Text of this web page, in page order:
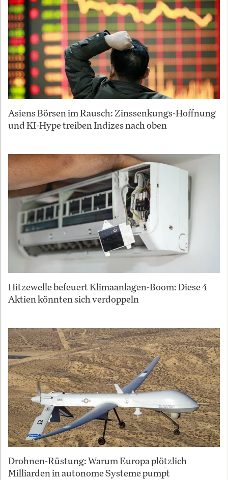
Asiens Börsen im Rausch: Zinssenkungs-Hoffnung
und KI-Hype treiben Indizes nach oben
Hitzewelle befeuert Klimaanlagen-Boom: Diese 4
Aktien könnten sich verdoppeln
Drohnen-Rüstung: Warum Europa plötzlich
Milliarden in autonome Systeme pumpt